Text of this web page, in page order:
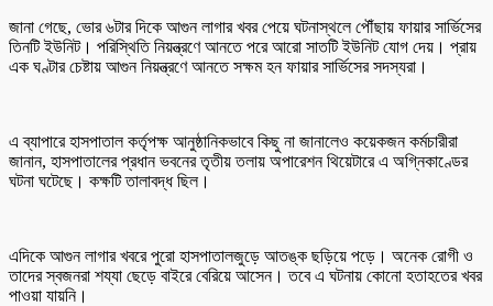
জানা গেছে, ভোর ৬টার দিকে আগুন লাগার খবর পেয়ে ঘটনাস্থলে পৌঁছায় ফায়ার সার্ভিসের
তিনটি ইউনিট। পরিস্থিতি নিয়ন্ত্রণে আনতে পরে আরো সাতটি ইউনিট যোগ দেয়। প্রায়
এক ঘণ্টার চেষ্টায় আগুন নিয়ন্ত্রণে আনতে সক্ষম হন ফায়ার সার্ভিসের সদস্যরা।
এ ব্যাপারে হাসপাতাল কর্তৃপক্ষ আনুষ্ঠানিকভাবে কিছু না জানালেও কয়েকজন কর্মচারীরা
জানান, হাসপাতালের প্রধান ভবনের তৃতীয় তলায় অপারেশন থিয়েটারে এ অগ্নিকাণ্ডের
ঘটনা ঘটেছে। কক্ষটি তালাবদ্ধ ছিল।
এদিকে আগুন লাগার খবরে পুরো হাসপাতালজুড়ে আতঙ্ক ছড়িয়ে পড়ে। অনেক রোগী ও
তাদের স্বজনরা শয্যা ছেড়ে বাইরে বেরিয়ে আসেন। তবে এ ঘটনায় কোনো হতাহতের খবর
পাওয়া যায়নি।